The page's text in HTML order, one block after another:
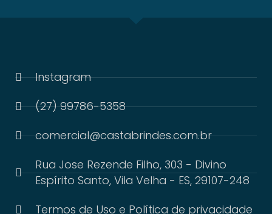
Instagram
(27) 99786-5358
comercial@castabrindes.com.br
Rua Jose Rezende Filho, 303 - Divino
Espírito Santo, Vila Velha - ES, 29107-248
Termos de Uso e Política de privacidade